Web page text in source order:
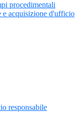
procedimentali
acquisizione d'ufficio
responsabile